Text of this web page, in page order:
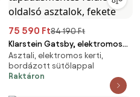
75 590 Ft84 190 Ft
Klarstein Gatsby, elektromos
grill, 2000 W, tapadásmentes
felület, oldalsó asztalok,
fekete
Asztali, elektromos kerti,
bordázott sütőlappal
Raktáron